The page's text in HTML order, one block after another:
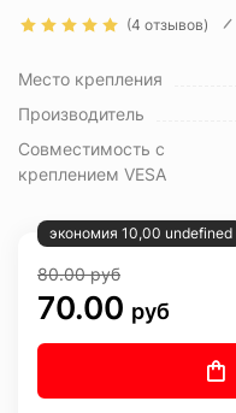
(4 отзывов)
Место крепления
Производитель
Совместимость с
креплением VESA
экономия 10,00 undefined
80.00руб
70.00 руб